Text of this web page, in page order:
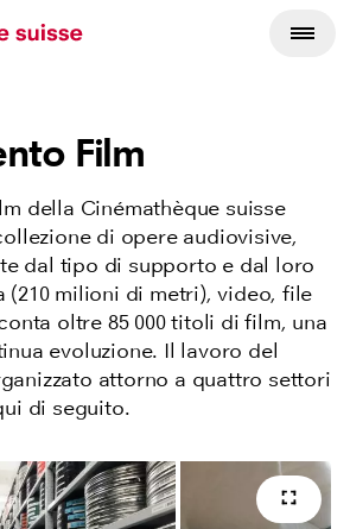
Film
della Cinémathèque suisse
di opere audiovisive,
dal tipo di supporto e dal loro
milioni di metri), video, file
oltre 85 000 titoli di film, una
evoluzione. Il lavoro del
attorno a quattro settori
di seguito.